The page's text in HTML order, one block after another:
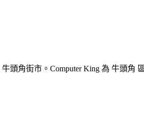
頭角街市。Computer King 為 牛頭角